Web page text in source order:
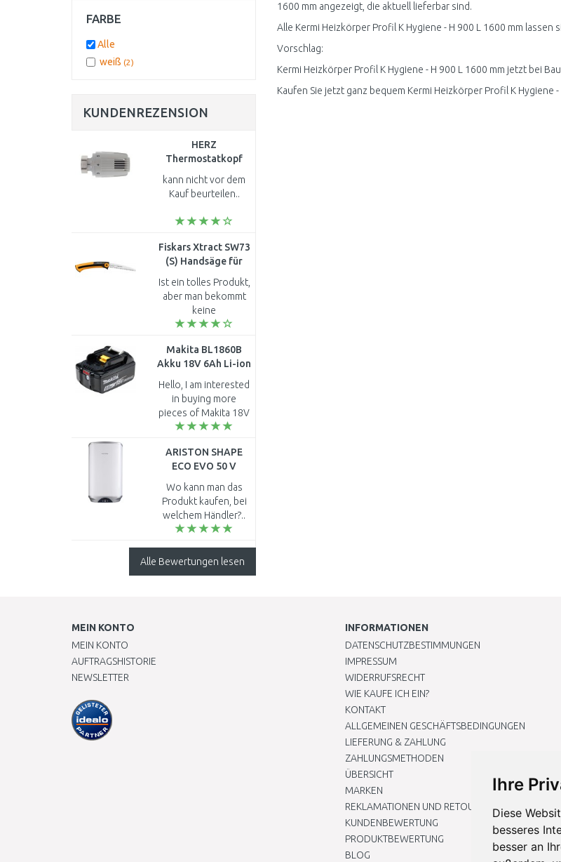
Ihre
Diese
besseres
besser an
1600 mm angezeigt, die aktuell lieferbar sind.
Alle Kermi Heizkörper Profil K Hygiene - H 900 L 1600 mm
Vorschlag:
Kermi Heizkörper Profil K Hygiene - H 900 L 1600 mm jetzt bei
Kaufen Sie jetzt ganz bequem Kermi Heizkörper Profil K Hygiene
FARBE
Alle
weiß (2)
KUNDENREZENSION
HERZ
Thermostatkopf
mit
Flüssigkeitsfühler M
28 x1,5 1726006
kann nicht vor dem
Kauf beurteilen..
Fiskars Xtract SW73
(S) Handsäge für
Grobzahnung, 35cm
(123870) 1000613
Ist ein tolles Produkt,
aber man bekommt
keine
Ersatzsägeblätter zu
ich mir gleich 2
Stück...
Makita BL1860B
Akku 18V 6Ah Li-ion
/unverpackt/
Hello, I am interested
in buying more
pieces of Makita 18V
6ah battery. I am from
looking for long term
cooperation. Plea..
ARISTON SHAPE
ECO EVO 50 V
Warmwasserspeicher
50l 1,8kW 3626073
Wo kann man das
Produkt kaufen, bei
welchem Händler?..
Alle Bewertungen lesen
MEIN KONTO
MEIN KONTO
AUFTRAGSHISTORIE
NEWSLETTER
INFORMATIONEN
DATENSCHUTZBESTIMMUNGEN
IMPRESSUM
WIDERRUFSRECHT
WIE KAUFE ICH EIN?
KONTAKT
ALLGEMEINEN GESCHÄFTSBEDINGUNGEN
LIEFERUNG & ZAHLUNG
ZAHLUNGSMETHODEN
ÜBERSICHT
MARKEN
REKLAMATIONEN UND RETOUREN
KUNDENBEWERTUNG
PRODUKTBEWERTUNG
BLOG